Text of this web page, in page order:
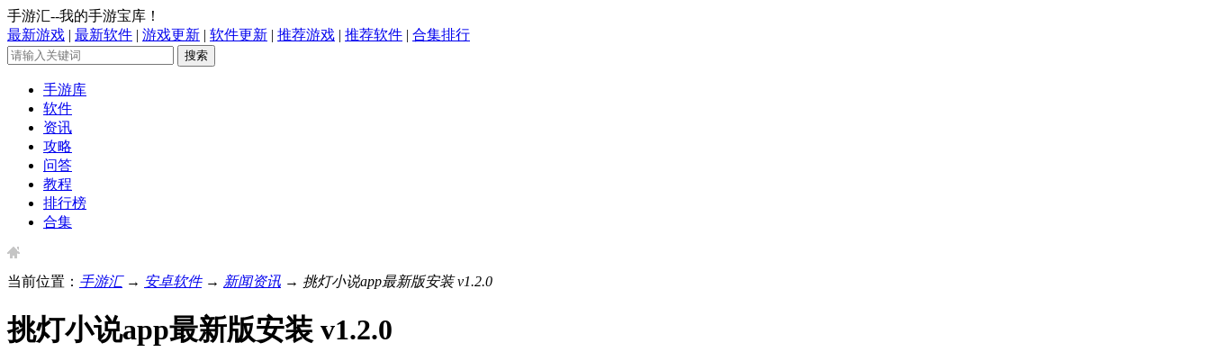
手游汇--我的手游宝库！
最新游戏 | 最新软件 | 游戏更新 | 软件更新 | 推荐游戏 | 推荐软件 | 合集排行
手游库
软件
资讯
攻略
问答
教程
排行榜
合集
当前位置： 手游汇→ 安卓软件→ 新闻资讯 → 挑灯小说app最新版安装 v1.2.0
挑灯小说app最新版安装 v1.2.0